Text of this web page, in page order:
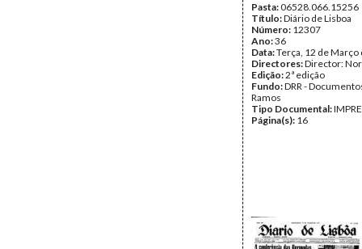
Pasta:06528.066.15256
Título:Diário de Lisboa
Número: 12307
Ano:36
Data:Terça, 12 de Março
Directores:Director:
Edição:2ª edição
Fundo:DRR -
Ramos
Tipo Documental:
Página(s): 16